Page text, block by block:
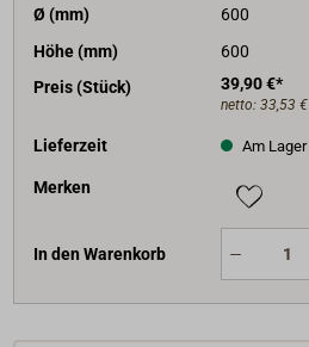
Ø (mm)
600
Höhe (mm)
600
Preis (Stück)
39,90 €*
netto: 33,53 €
Lieferzeit Am Lager
Merken
In den Warenkorb